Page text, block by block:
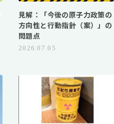
見解：「今後の原子力政策の
方向性と行動指針（案）」の
問題点
2026.07.05